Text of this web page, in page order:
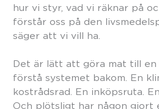
hur vi styr, vad vi räknar på
förstår oss på den
säger att vi vill ha.
Det är lätt att göra mat till en
förstå systemet bakom. En
kostrådsrad. En inköpsruta.
Och plötsligt har någon gjort